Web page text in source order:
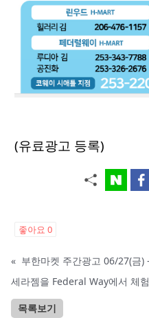
(유료광고 등록)
좋아요 0
« 부한마켓 주간광고 06/27(금)
세라젬을 Federal Way에서 체
목록보기